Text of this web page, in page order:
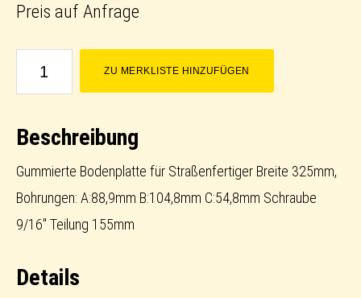
Preis auf Anfrage
Gummibodenplatte
Track
Pad
Menge
ZU MERKLISTE HINZUFÜGEN
Beschreibung
Gummierte Bodenplatte für Straßenfertiger Breite 325mm,
Bohrungen: A:88,9mm B:104,8mm C:54,8mm Schraube
9/16" Teilung 155mm
Details